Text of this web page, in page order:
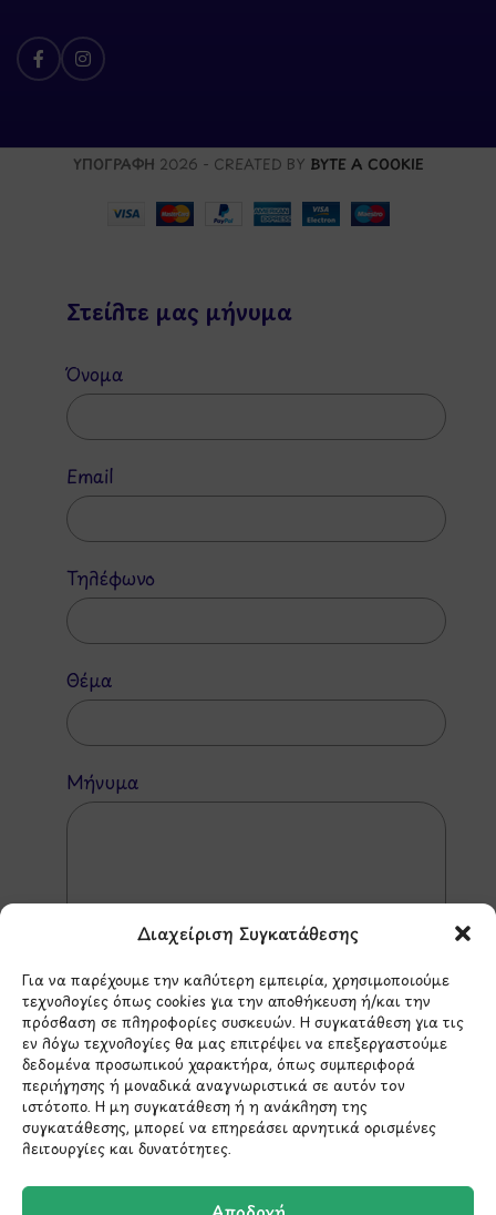
Διαχείριση Συγκατάθεσης
Για να παρέχουμε την καλύτερη εμπειρία, χρησιμοποιούμε
τεχνολογίες όπως cookies για την αποθήκευση ή/και την
πρόσβαση σε πληροφορίες συσκευών. Η συγκατάθεση για τις
εν λόγω τεχνολογίες θα μας επιτρέψει να επεξεργαστούμε
δεδομένα προσωπικού χαρακτήρα, όπως συμπεριφορά
περιήγησης ή μοναδικά αναγνωριστικά σε αυτόν τον
ιστότοπο. Η μη συγκατάθεση ή η ανάκληση της
συγκατάθεσης, μπορεί να επηρεάσει αρνητικά ορισμένες
λειτουργίες και δυνατότητες.
ΥΠΟΓΡΑΦΗ 2026 - CREATED BY BYTE A COOKIE
Στείλτε μας μήνυμα
Όνομα
Email
Τηλέφωνο
Θέμα
Μήνυμα
*Αυτός ο ιστότοπος προστατεύεται από το σύστημα
reCAPTCHA και ισχύουν ηΠολιτική Απορρήτουκαι οι
Όροι Παροχής Υπηρεσιώντης Google.